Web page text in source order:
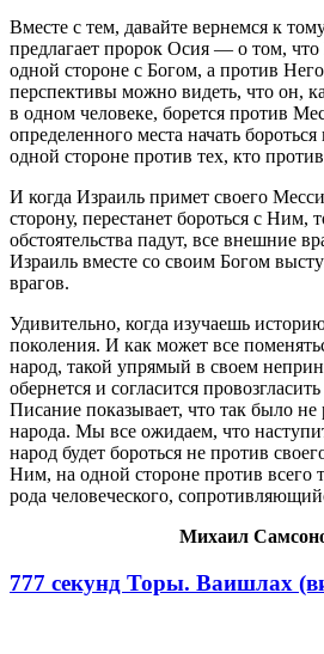
Вместе с тем, давайте вернемся к
предлагает пророк Осия — о том, что
одной стороне с Богом, а против
перспективы можно видеть, что он,
в одном человеке, борется против
определенного места начать
одной стороне против тех, кто
И когда Израиль примет своего
сторону, перестанет бороться с Ним,
обстоятельства падут, все внешние
Израиль вместе со своим Богом
врагов.
Удивительно, когда изучаешь
поколения. И как может все
народ, такой упрямый в своем
обернется и согласится
Писание показывает, что так было не
народа. Мы все ожидаем, что
народ будет бороться не против
Ним, на одной стороне против всего
рода человеческого,
Михаил
777 секунд Торы. Ваишлах